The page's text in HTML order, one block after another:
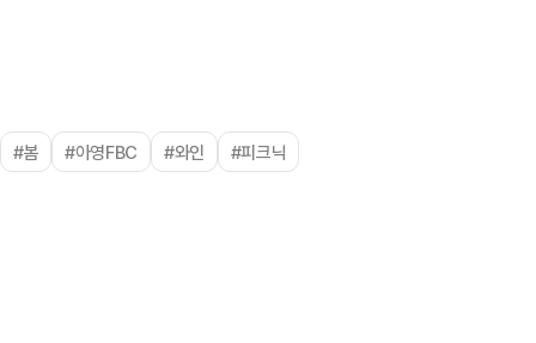
#봄 #아영FBC #와인 #피크닉